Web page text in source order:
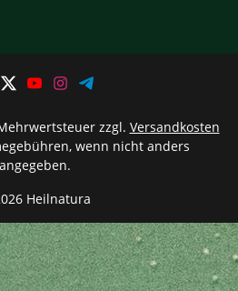
Heilnatura
zzgl. Versandkosten
wenn nicht anders
angegeben.